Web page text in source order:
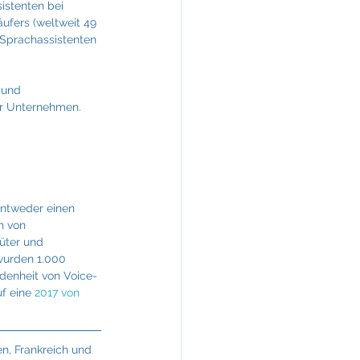
bei
(weltweit 49
Unternehmen.
einen
von
und
1.000
von Voice-
eine 2017 von
Frankreich und